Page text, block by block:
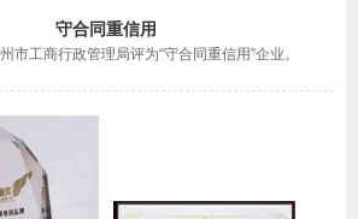
守合同重信用
市工商行政管理局评为“守合同重信用”企业。